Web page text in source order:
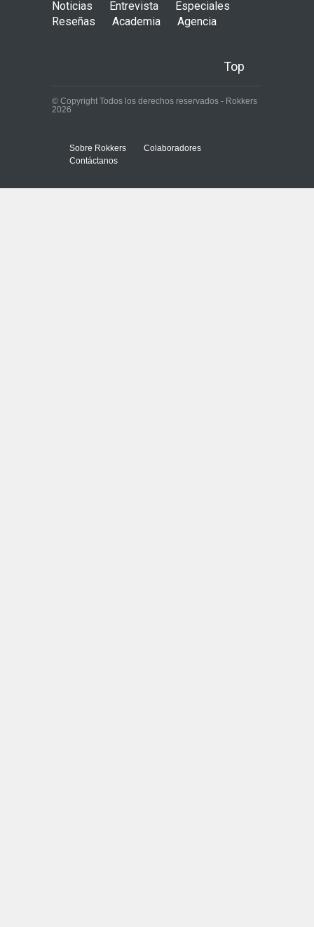
Noticias Entrevista
Especiales
Reseñas
Academia Agencia
Top
© Copyright Todos los derechos reservados - Rokkers
2026
Sobre Rokkers
Colaboradores
Contáctanos